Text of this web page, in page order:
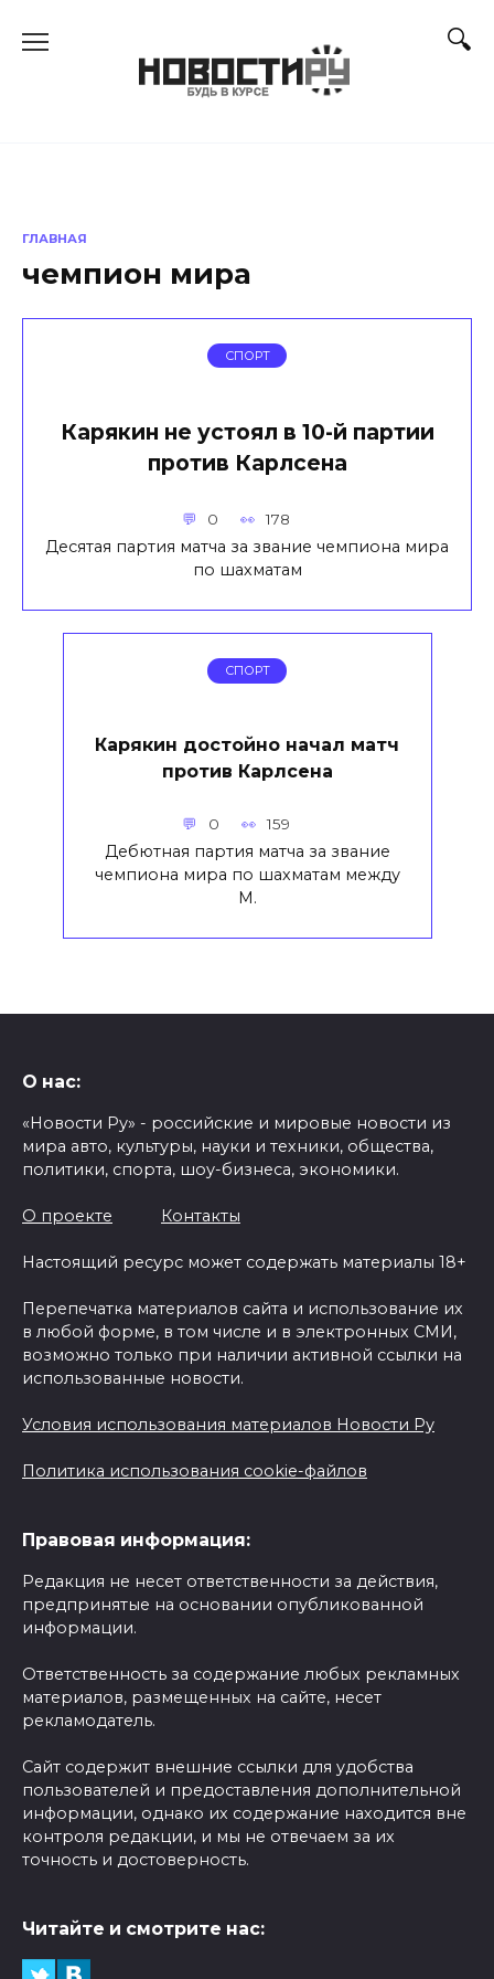
ГЛАВНАЯ
чемпион мира
СПОРТ
Карякин не устоял в 10-й партии
против Карлсена
0 178
Десятая партия матча за звание чемпиона мира
по шахматам
СПОРТ
Карякин достойно начал матч
против Карлсена
0 159
Дебютная партия матча за звание
чемпиона мира по шахматам между
М.
О нас:
«Новости Ру» - российские и мировые новости из
мира авто, культуры, науки и техники, общества,
политики, спорта, шоу-бизнеса, экономики.
О проекте Контакты
Настоящий ресурс может содержать материалы 18+
Перепечатка материалов сайта и использование их
в любой форме, в том числе и в электронных СМИ,
возможно только при наличии активной ссылки на
использованные новости.
Условия использования материалов Новости Ру
Политика использования cookie-файлов
Правовая информация:
Редакция не несет ответственности за действия,
предпринятые на основании опубликованной
информации.
Ответственность за содержание любых рекламных
материалов, размещенных на сайте, несет
рекламодатель.
Сайт содержит внешние ссылки для удобства
пользователей и предоставления дополнительной
информации, однако их содержание находится вне
контроля редакции, и мы не отвечаем за их
точность и достоверность.
Читайте и смотрите нас: